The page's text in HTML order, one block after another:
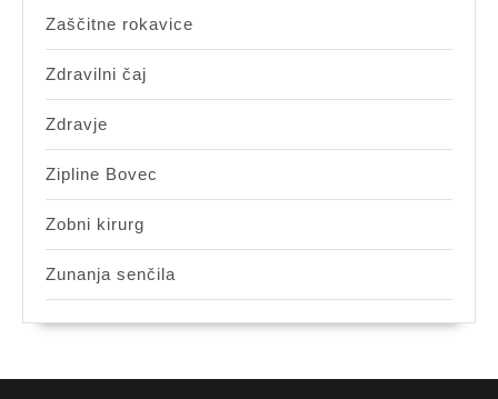
Zaščitne rokavice
Zdravilni čaj
Zdravje
Zipline Bovec
Zobni kirurg
Zunanja senčila